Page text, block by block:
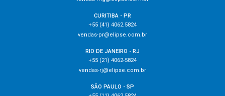
CURITIBA - PR
+55 (41) 4062.5824
vendas-pr@elipse.com.br
RIO DE JANEIRO - RJ
+55 (21) 4062-5824
vendas-rj@elipse.com.br
SÃO PAULO - SP